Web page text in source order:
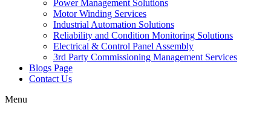
Power Management Solutions
Motor Winding Services
Industrial Automation Solutions
Reliability and Condition Monitoring Solutions
Electrical & Control Panel Assembly
3rd Party Commissioning Management Services
Blogs Page
Contact Us
Menu